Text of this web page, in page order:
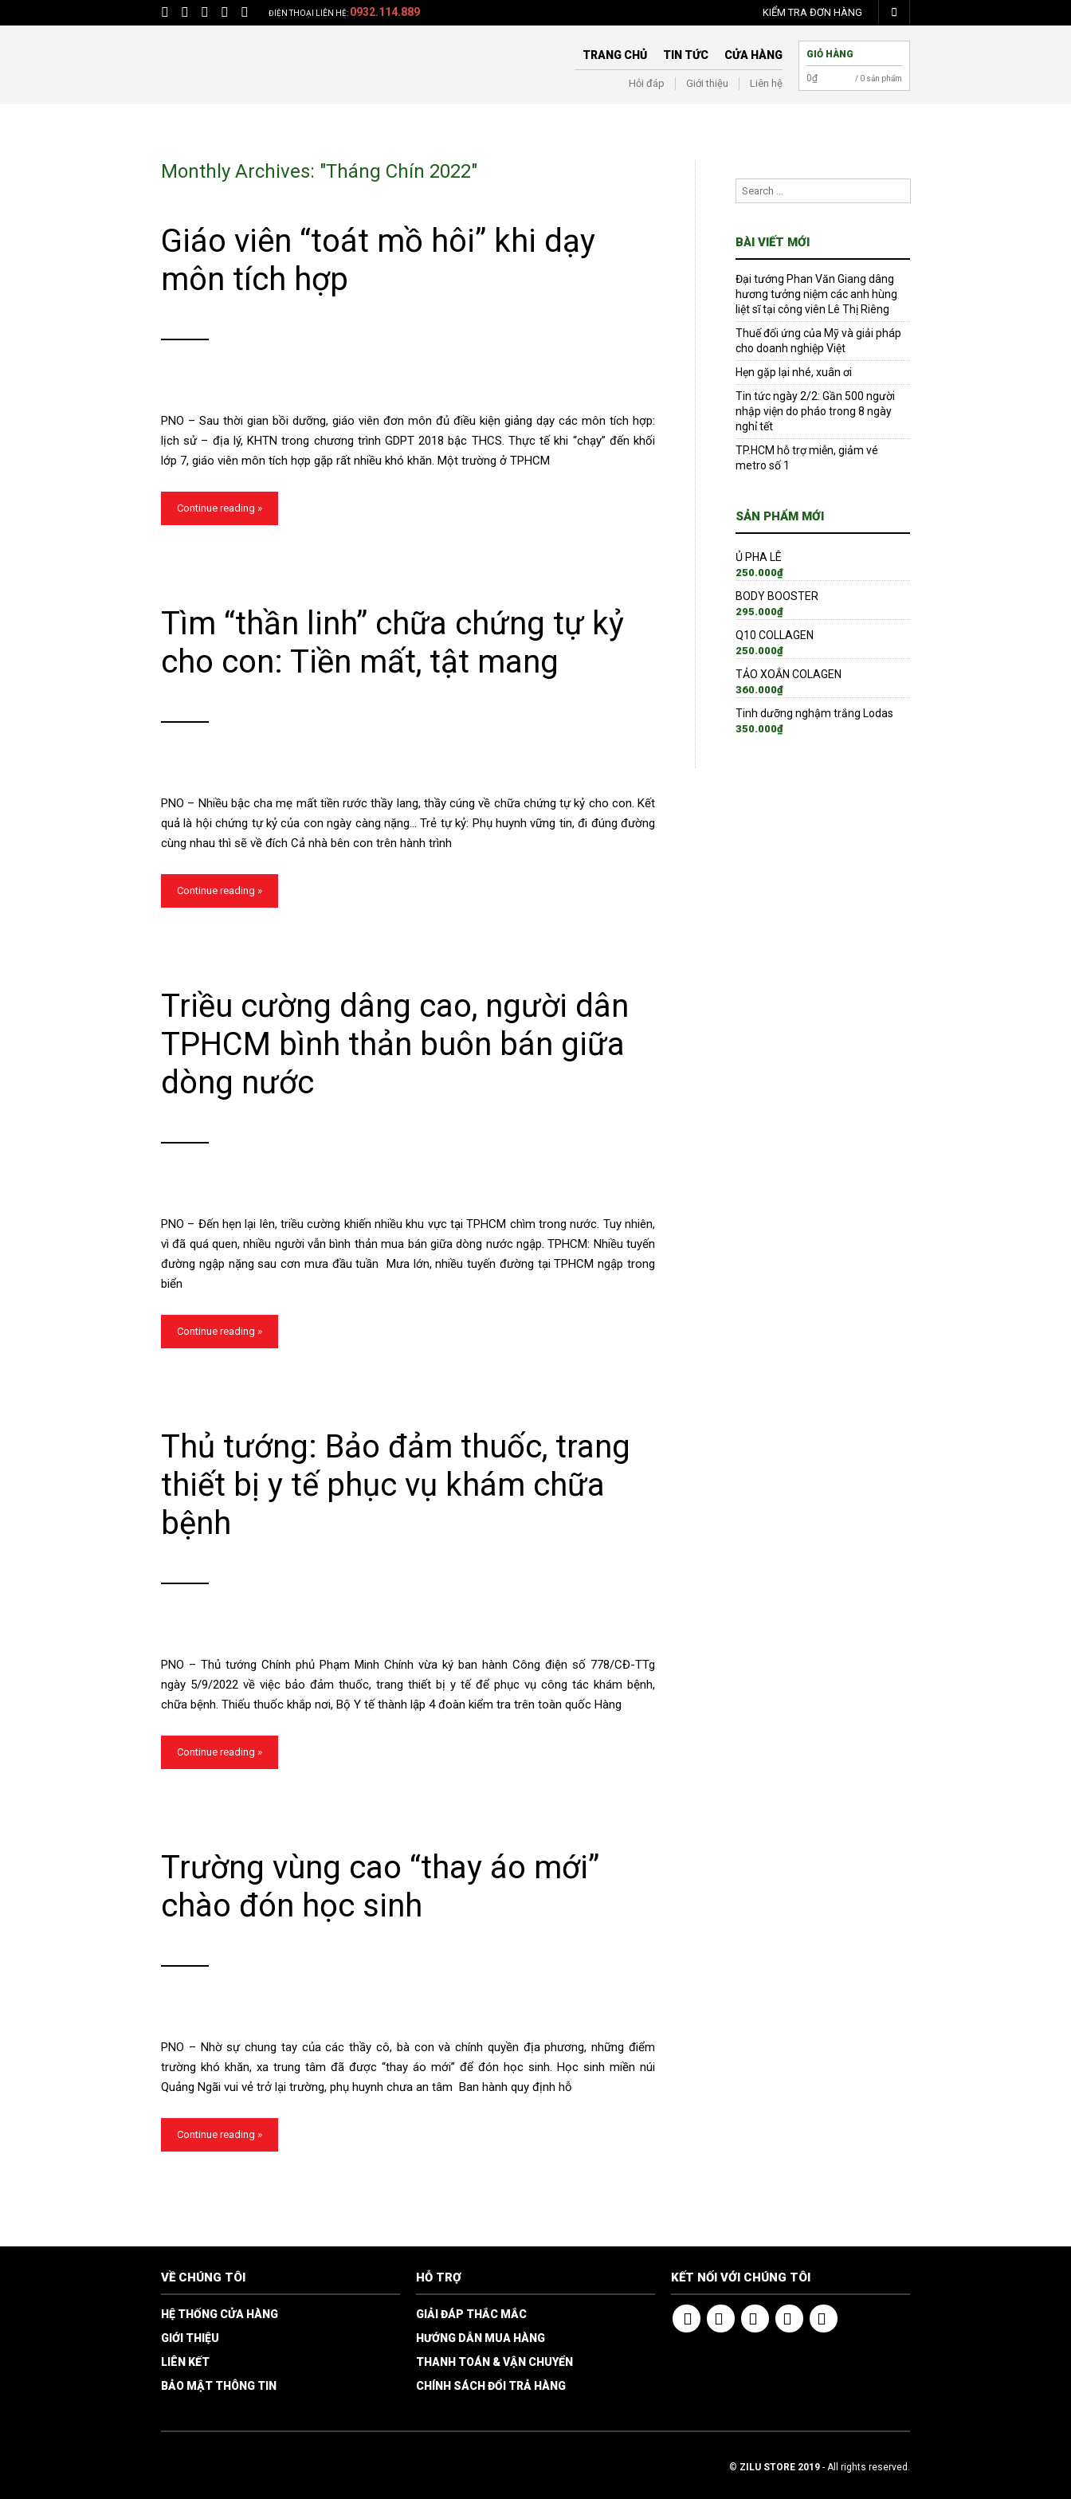
ĐIỆN THOẠI LIÊN HỆ: 0932.114.889 KIỂM TRA ĐƠN HÀNG
TRANG CHỦ TIN TỨC CỬA HÀNG
Hỏi đáp Giới thiệu Liên hệ
GIỎ HÀNG
0₫ / 0 sản phẩm
Monthly Archives: "Tháng Chín 2022"
Giáo viên “toát mồ hôi” khi dạy
môn tích hợp
PNO – Sau thời gian bồi dưỡng, giáo viên đơn môn đủ điều kiện giảng dạy các môn tích hợp:
lịch sử – địa lý, KHTN trong chương trình GDPT 2018 bậc THCS. Thực tế khi “chạy” đến khối
lớp 7, giáo viên môn tích hợp gặp rất nhiều khó khăn. Một trường ở TPHCM
Continue reading »
Tìm “thần linh” chữa chứng tự kỷ
cho con: Tiền mất, tật mang
PNO – Nhiều bậc cha mẹ mất tiền rước thầy lang, thầy cúng về chữa chứng tự kỷ cho con. Kết
quả là hội chứng tự kỷ của con ngày càng nặng… Trẻ tự kỷ: Phụ huynh vững tin, đi đúng đường
cùng nhau thì sẽ về đích Cả nhà bên con trên hành trình
Continue reading »
Triều cường dâng cao, người dân
TPHCM bình thản buôn bán giữa
dòng nước
PNO – Đến hẹn lại lên, triều cường khiến nhiều khu vực tại TPHCM chìm trong nước. Tuy nhiên,
vì đã quá quen, nhiều người vẫn bình thản mua bán giữa dòng nước ngập. TPHCM: Nhiều tuyến
đường ngập nặng sau cơn mưa đầu tuần Mưa lớn, nhiều tuyến đường tại TPHCM ngập trong
biển
Continue reading »
Thủ tướng: Bảo đảm thuốc, trang
thiết bị y tế phục vụ khám chữa
bệnh
PNO – Thủ tướng Chính phủ Phạm Minh Chính vừa ký ban hành Công điện số 778/CĐ-TTg
ngày 5/9/2022 về việc bảo đảm thuốc, trang thiết bị y tế để phục vụ công tác khám bệnh,
chữa bệnh. Thiếu thuốc khắp nơi, Bộ Y tế thành lập 4 đoàn kiểm tra trên toàn quốc Hàng
Continue reading »
Trường vùng cao “thay áo mới”
chào đón học sinh
PNO – Nhờ sự chung tay của các thầy cô, bà con và chính quyền địa phương, những điểm
trường khó khăn, xa trung tâm đã được “thay áo mới” để đón học sinh. Học sinh miền núi
Quảng Ngãi vui vẻ trở lại trường, phụ huynh chưa an tâm Ban hành quy định hỗ
Continue reading »
BÀI VIẾT MỚI
Đại tướng Phan Văn Giang dâng
hương tưởng niệm các anh hùng
liệt sĩ tại công viên Lê Thị Riêng
Thuế đối ứng của Mỹ và giải pháp
cho doanh nghiệp Việt
Hẹn gặp lại nhé, xuân ơi
Tin tức ngày 2/2: Gần 500 người
nhập viện do pháo trong 8 ngày
nghỉ tết
TP.HCM hỗ trợ miễn, giảm vé
metro số 1
SẢN PHẨM MỚI
Ủ PHA LÊ
250.000₫
BODY BOOSTER
295.000₫
Q10 COLLAGEN
250.000₫
TẢO XOẮN COLAGEN
360.000₫
Tinh dưỡng nghậm trắng Lodas
350.000₫
VỀ CHÚNG TÔI
HỆ THỐNG CỬA HÀNG
GIỚI THIỆU
LIÊN KẾT
BẢO MẬT THÔNG TIN
HỖ TRỢ
GIẢI ĐÁP THẮC MẮC
HƯỚNG DẪN MUA HÀNG
THANH TOÁN & VẬN CHUYỂN
CHÍNH SÁCH ĐỔI TRẢ HÀNG
KẾT NỐI VỚI CHÚNG TÔI
© ZILU STORE 2019 - All rights reserved.